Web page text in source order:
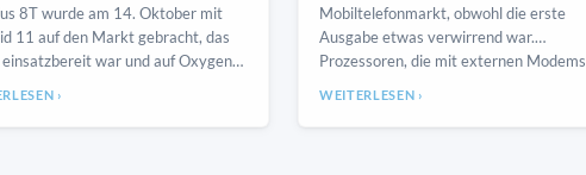
8T wurde am 14. Oktober mit
11 auf den Markt gebracht, das
war und auf Oxygen
›
Mobiltelefonmarkt, obwohl die erste
Ausgabe etwas verwirrend war.
Prozessoren, die mit externen Modems
WEITERLESEN ›